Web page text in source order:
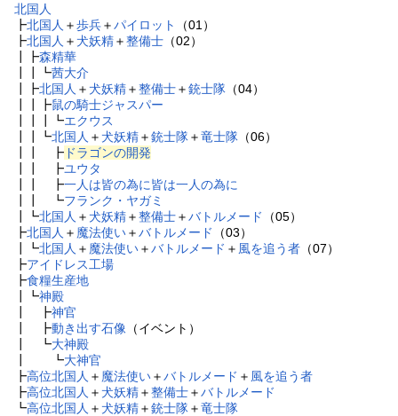
北国人
┣北国人 ＋歩兵＋パイロット
（01）
┣北国人 ＋犬妖精＋整備士 （02）
┃┣森精華
┃┃┗茜大介
┃┣北国人 ＋犬妖精＋整備士＋銃士隊 （04）
┃┃┣鼠の騎士ジャスパー
┃┃┃┗エクウス
┃┃┗北国人 ＋犬妖精＋銃士隊＋竜士隊 （06）
┃┃ ┣ ドラゴンの開発
┃┃ ┣ユウタ
┃┃ ┣一人は皆の為に皆は一人の為に
┃┃ ┗フランク・ヤガミ
┃┗北国人 ＋犬妖精＋整備士＋バトルメード
（05）
┣北国人 ＋ 魔法使い＋バトルメード
（03）
┃┗北国人 ＋ 魔法使い＋バトルメード ＋ 風を追う者 （07）
┣アイドレス工場
┣食糧生産地
┃┗神殿
┃ ┣神官
┃ ┣動き出す石像 （イベント）
┃ ┗大神殿
┃ ┗大神官
┣高位北国人 ＋ 魔法使い＋バトルメード ＋ 風を追う者
┣高位北国人 ＋犬妖精＋整備士＋バトルメード
┗高位北国人 ＋犬妖精＋銃士隊＋竜士隊